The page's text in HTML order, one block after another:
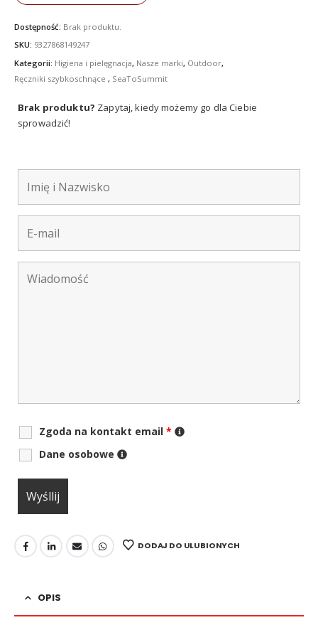
Dostępność: Brak produktu.
SKU: 9327868149247
Kategorii: Higiena i pielęgnacja, Nasze marki, Outdoor,
Ręczniki szybkoschnące , SeaToSummit
Brak produktu? Zapytaj, kiedy możemy go dla Ciebie
sprowadzić!
Zgoda na kontakt email *
Dane osobowe
DODAJ DO ULUBIONYCH
OPIS